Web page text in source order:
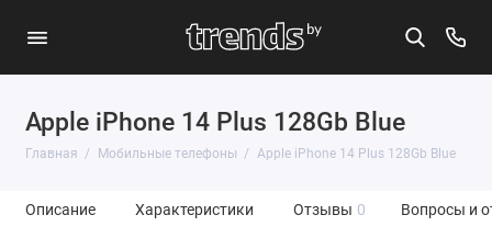
Apple iPhone 14 Plus 128Gb Blue
Главная Мобильные телефоны Apple iPhone 14 Plus 128Gb Blue
Описание Характеристики Отзывы 0 Вопросы и